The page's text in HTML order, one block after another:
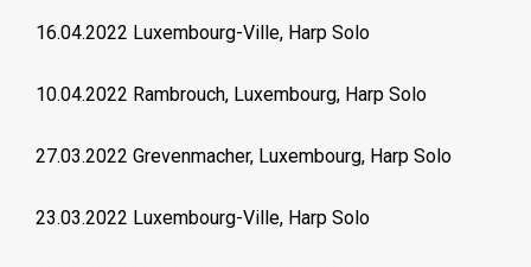
16.04.2022 Luxembourg-Ville, Harp Solo
10.04.2022 Rambrouch, Luxembourg, Harp Solo
27.03.2022 Grevenmacher, Luxembourg, Harp Solo
23.03.2022 Luxembourg-Ville, Harp Solo